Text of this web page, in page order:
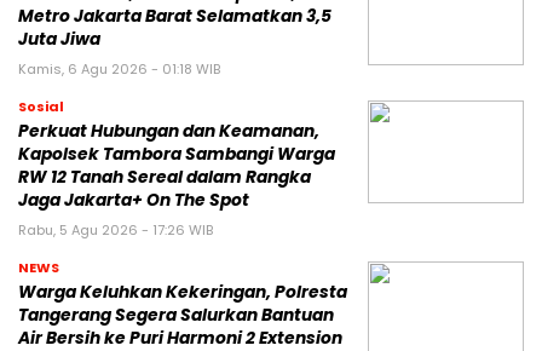
Metro Jakarta Barat Selamatkan 3,5
Juta Jiwa
Kamis, 6 Agu 2026 - 01:18 WIB
Sosial
Perkuat Hubungan dan Keamanan,
Kapolsek Tambora Sambangi Warga
RW 12 Tanah Sereal dalam Rangka
Jaga Jakarta+ On The Spot
Rabu, 5 Agu 2026 - 17:26 WIB
NEWS
Warga Keluhkan Kekeringan, Polresta
Tangerang Segera Salurkan Bantuan
Air Bersih ke Puri Harmoni 2 Extension